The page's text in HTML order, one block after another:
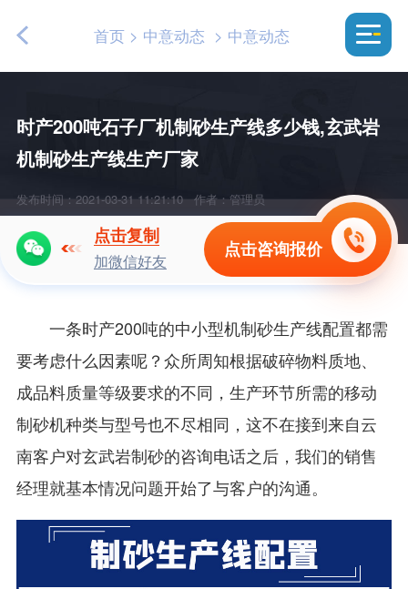
首页> 中意动态 > 中意动态
时产200吨石子厂机制砂生产线多少钱,玄武岩
机制砂生产线生产厂家
发布时间：2021-03-31 11:21:10 作者：管理员
点击复制
加微信好友 点击咨询报价
一条时产200吨的中小型机制砂生产线配置都需
要考虑什么因素呢？众所周知根据破碎物料质地、
成品料质量等级要求的不同，生产环节所需的移动
制砂机种类与型号也不尽相同，这不在接到来自云
南客户对玄武岩制砂的咨询电话之后，我们的销售
经理就基本情况问题开始了与客户的沟通。